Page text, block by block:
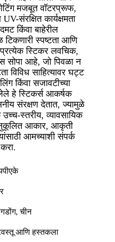
मजबूत वॉटरप्रूफ,
संरक्षित कार्यक्षमता
किंवा बाहेरील
टिकणारी स्पष्टता आणि
स्टिकर लवचिक,
सोपा आहे, जो पिवळा न
विविध साहित्यावर घट्ट
किंवा सजावटीच्या
हे स्टिकर्स आकर्षक
संरक्षण देतात, ज्यामुळे
स्तरीय, व्यावसायिक
आकार, आकृती
आमच्याशी संपर्क
चीन
आणि हस्तकला